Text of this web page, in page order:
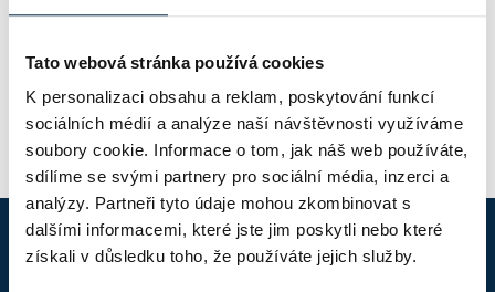
Tato webová stránka používá cookies
K personalizaci obsahu a reklam, poskytování funkcí
sociálních médií a analýze naší návštěvnosti využíváme
soubory cookie. Informace o tom, jak náš web používáte,
sdílíme se svými partnery pro sociální média, inzerci a
analýzy. Partneři tyto údaje mohou zkombinovat s
dalšími informacemi, které jste jim poskytli nebo které
získali v důsledku toho, že používáte jejich služby.
Odkaz na LinkedIn
Ondřej Strouhal | LinkedIn